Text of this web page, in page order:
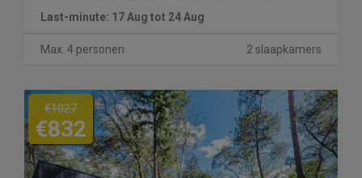
Last-minute: 17 Aug tot 24 Aug
Max. 4 personen 2 slaapkamers
Previous Next
€1027
€832